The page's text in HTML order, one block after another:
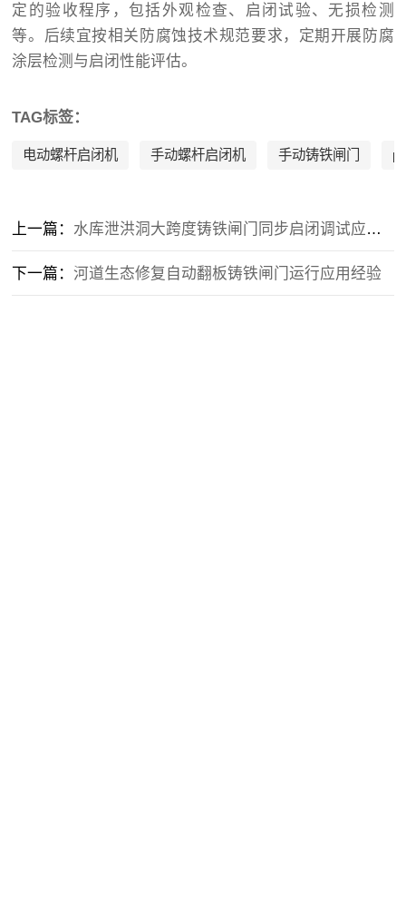
定的验收程序，包括外观检查、启闭试验、无损检测
等。后续宜按相关防腐蚀技术规范要求，定期开展防腐
涂层检测与启闭性能评估。
TAG标签：
电动螺杆启闭机 手动螺杆启闭机 手动铸铁闸门
上一篇： 水库泄洪洞大跨度铸铁闸门同步启闭调试应用经验
下一篇： 河道生态修复自动翻板铸铁闸门运行应用经验